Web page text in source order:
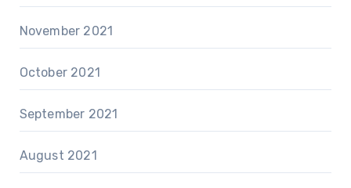
November 2021
October 2021
September 2021
August 2021